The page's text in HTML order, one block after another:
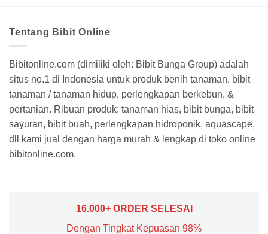
Tentang Bibit Online
Bibitonline.com (dimiliki oleh: Bibit Bunga Group) adalah
situs no.1 di Indonesia untuk produk benih tanaman, bibit
tanaman / tanaman hidup, perlengkapan berkebun, &
pertanian. Ribuan produk: tanaman hias, bibit bunga, bibit
sayuran, bibit buah, perlengkapan hidroponik, aquascape,
dll kami jual dengan harga murah & lengkap di toko online
bibitonline.com.
16.000+ ORDER SELESAI
Dengan Tingkat Kepuasan 98%